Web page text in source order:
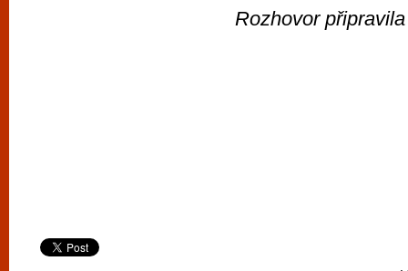
Rozhovor